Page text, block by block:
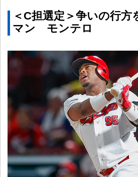
＜C担選定＞争いの行方
マン モンテロ